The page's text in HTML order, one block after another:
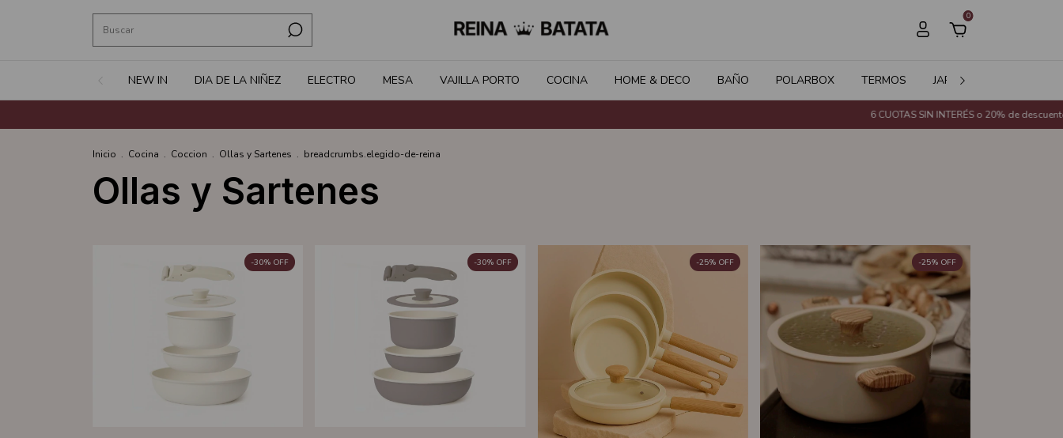
0
NEW IN DIA DE LA NIÑEZ ELECTRO MESA VAJILLA PORTO COCINA HOME & DECO BAÑO POLARBOX TERMOS JARDÍN
6 CUOTAS SIN INTERÉS o 20% de descuento con
Inicio . Cocina . Coccion . Ollas y Sartenes . breadcrumbs.elegido-de-reina
Ollas y Sartenes
-30% OFF -30% OFF -25% OFF -25% OFF